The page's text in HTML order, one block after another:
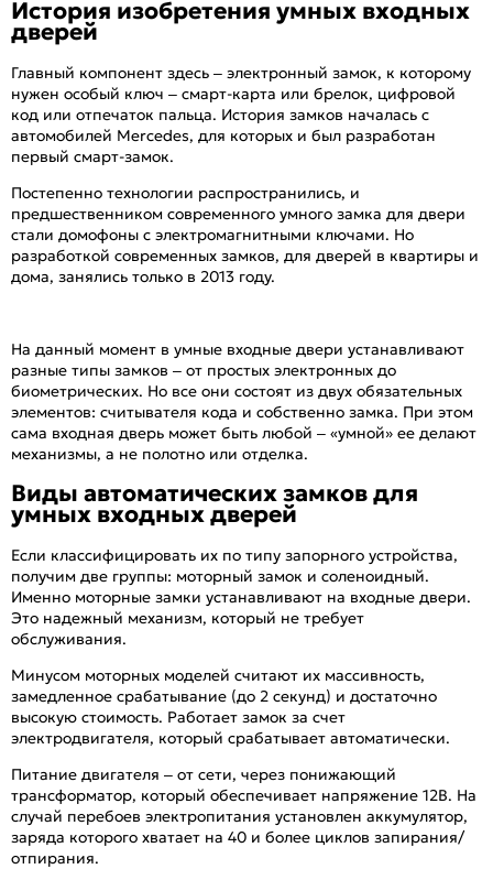
История изобретения умных входных
дверей
Главный компонент здесь – электронный замок, к которому
нужен особый ключ – смарт-карта или брелок, цифровой
код или отпечаток пальца. История замков началась с
автомобилей Mercedes, для которых и был разработан
первый смарт-замок.
Постепенно технологии распространились, и
предшественником современного умного замка для двери
стали домофоны с электромагнитными ключами. Но
разработкой современных замков, для дверей в квартиры и
дома, занялись только в 2013 году.
На данный момент в умные входные двери устанавливают
разные типы замков – от простых электронных до
биометрических. Но все они состоят из двух обязательных
элементов: считывателя кода и собственно замка. При этом
сама входная дверь может быть любой – «умной» ее делают
механизмы, а не полотно или отделка.
Виды автоматических замков для
умных входных дверей
Если классифицировать их по типу запорного устройства,
получим две группы: моторный замок и соленоидный.
Именно моторные замки устанавливают на входные двери.
Это надежный механизм, который не требует
обслуживания.
Минусом моторных моделей считают их массивность,
замедленное срабатывание (до 2 секунд) и достаточно
высокую стоимость. Работает замок за счет
электродвигателя, который срабатывает автоматически.
Питание двигателя – от сети, через понижающий
трансформатор, который обеспечивает напряжение 12В. На
случай перебоев электропитания установлен аккумулятор,
заряда которого хватает на 40 и более циклов запирания/
отпирания.